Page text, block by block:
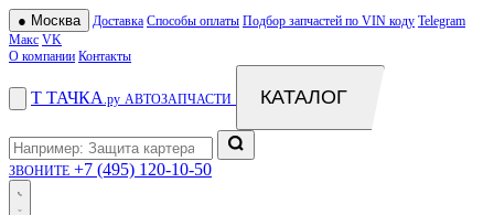
● Москва Доставка Способы оплаты Подбор запчастей по VIN коду Telegram
Макс VK
О компании Контакты
Т ТАЧКА .ру АВТОЗАПЧАСТИ КАТАЛОГ
ЗВОНИТЕ +7 (495) 120-10-50